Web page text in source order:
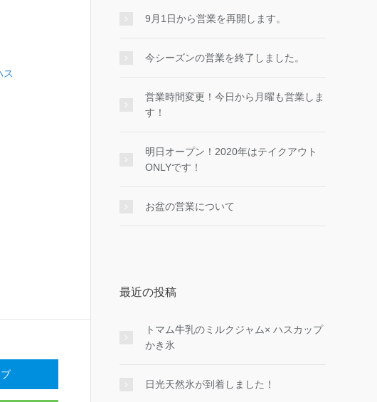
ス
9月1日から営業を再開します。
今シーズンの営業を終了しました。
営業時間変更！今日から月曜も営業しま
す！
明日オープン！2020年はテイクアウト
ONLYです！
お盆の営業について
最近の投稿
トマム牛乳のミルクジャム× ハスカップ
かき氷
日光天然氷が到着しました！